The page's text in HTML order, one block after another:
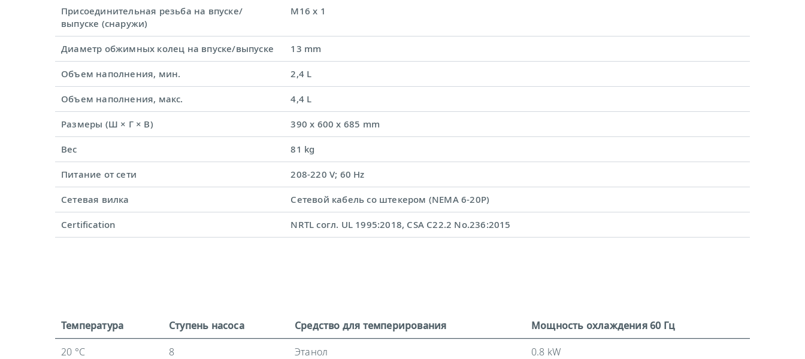
Присоединительная резьба на впуске/
выпуске (снаружи)
M16 x 1
Диаметр обжимных колец на впуске/выпуске 13 mm
Объем наполнения, мин. 2,4 L
Объем наполнения, макс. 4,4 L
Размеры (Ш × Г × В) 390 x 600 x 685 mm
Вес 81 kg
Питание от сети 208-220 V; 60 Hz
Сетевая вилка Сетевой кабель со штекером (NEMA 6-20P)
Certification NRTL согл. UL 1995:2018, CSA C22.2 No.236:2015
Температура Ступень насоса Средство для темперирования
Мощность охлаждения 60 Гц
20 °C
8 Этанол
0.8 kW